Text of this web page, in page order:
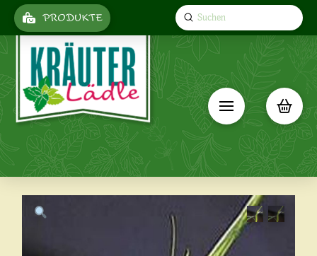
PRODUKTE Search
Submit